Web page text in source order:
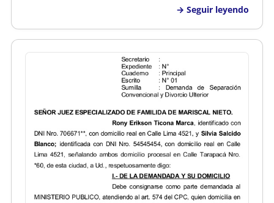
Bibosi N&deg; 1727 de esta ciudad, respetuoso
SEñOR JUEZ DE TURNO DE PARTIDO D…
Seguir leyendo